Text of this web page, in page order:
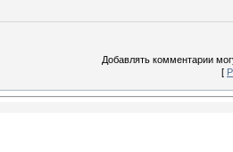
Добавлять комментарии
[